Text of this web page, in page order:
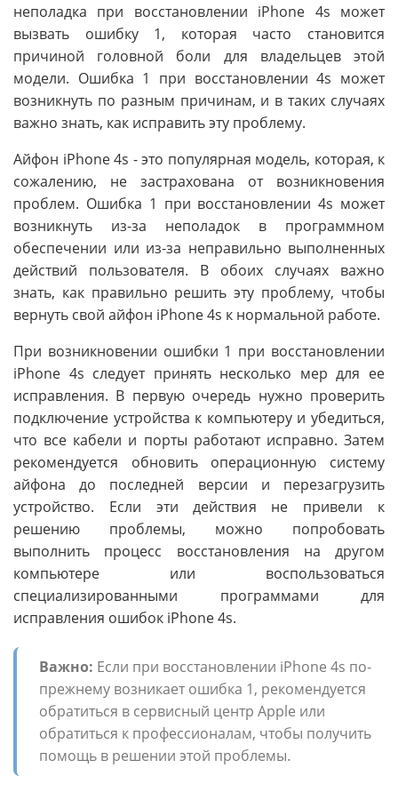
неполадка при восстановлении iPhone 4s может
вызвать ошибку 1, которая часто становится
причиной головной боли для владельцев этой
модели. Ошибка 1 при восстановлении 4s может
возникнуть по разным причинам, и в таких случаях
важно знать, как исправить эту проблему.
Айфон iPhone 4s - это популярная модель, которая, к
сожалению, не застрахована от возникновения
проблем. Ошибка 1 при восстановлении 4s может
возникнуть из-за неполадок в программном
обеспечении или из-за неправильно выполненных
действий пользователя. В обоих случаях важно
знать, как правильно решить эту проблему, чтобы
вернуть свой айфон iPhone 4s к нормальной работе.
При возникновении ошибки 1 при восстановлении
iPhone 4s следует принять несколько мер для ее
исправления. В первую очередь нужно проверить
подключение устройства к компьютеру и убедиться,
что все кабели и порты работают исправно. Затем
рекомендуется обновить операционную систему
айфона до последней версии и перезагрузить
устройство. Если эти действия не привели к
решению проблемы, можно попробовать
выполнить процесс восстановления на другом
компьютере или воспользоваться
специализированными программами для
исправления ошибок iPhone 4s.
Важно: Если при восстановлении iPhone 4s по-
прежнему возникает ошибка 1, рекомендуется
обратиться в сервисный центр Apple или
обратиться к профессионалам, чтобы получить
помощь в решении этой проблемы.